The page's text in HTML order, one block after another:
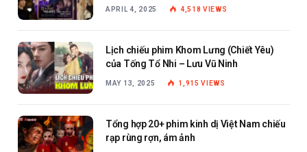
APRIL 4, 2025 4,518VIEWS
Lịch chiếu phim Khom Lưng (Chiết Yêu)
của Tống Tổ Nhi – Lưu Vũ Ninh
MAY 13, 2025 1,915VIEWS
Tổng hợp 20+ phim kinh dị Việt Nam chiếu
rạp rùng rợn, ám ảnh